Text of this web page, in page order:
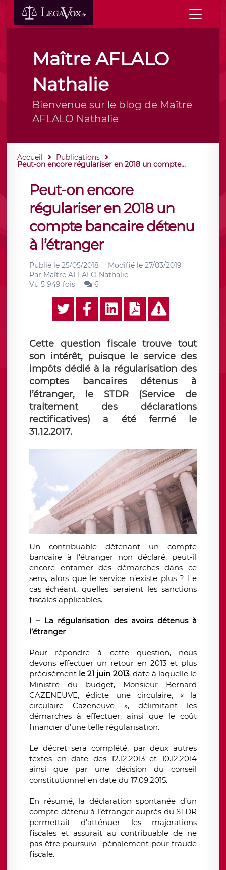
Maître AFLALO
Nathalie
Bienvenue sur le blog de Maître
AFLALO Nathalie
Accueil Publications
Peut-on encore régulariser en 2018 un compte...
Peut-on encore
régulariser en 2018 un
compte bancaire détenu
à l’étranger
Publié le 25/05/2018 Modifié le 27/03/2019
Par Maître AFLALO Nathalie
Vu 5 949 fois
6
Cette question fiscale trouve tout
son intérêt, puisque le service des
impôts dédié à la régularisation des
comptes bancaires détenus à
l’étranger, le STDR (Service de
traitement des déclarations
rectificatives) a été fermé le
31.12.2017.
Un contribuable détenant un compte
bancaire à l’étranger non déclaré, peut-il
encore entamer des démarches dans ce
sens, alors que le service n’existe plus ? Le
cas échéant, quelles seraient les sanctions
fiscales applicables.
I – La régularisation des avoirs détenus à
l’étranger
Pour répondre à cette question, nous
devons effectuer un retour en 2013 et plus
précisément le 21 juin 2013, date à laquelle le
Ministre du budget, Monsieur Bernard
CAZENEUVE, édicte une circulaire, « la
circulaire Cazeneuve », délimitant les
démarches à effectuer, ainsi que le coût
financier d’une telle régularisation.
Le décret sera complété, par deux autres
textes en date des 12.12.2013 et 10.12.2014
ainsi que par une décision du conseil
constitutionnel en date du 17.09.2015.
En résumé, la déclaration spontanée d’un
compte détenu à l’étranger auprès du STDR
permettait d’atténuer les majorations
fiscales et assurait au contribuable de ne
pas être poursuivi pénalement pour fraude
fiscale.